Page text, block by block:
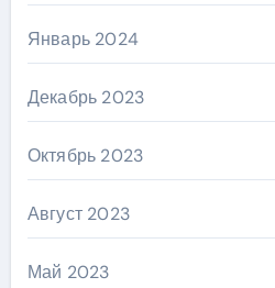
Январь 2024
Декабрь 2023
Октябрь 2023
Август 2023
Май 2023